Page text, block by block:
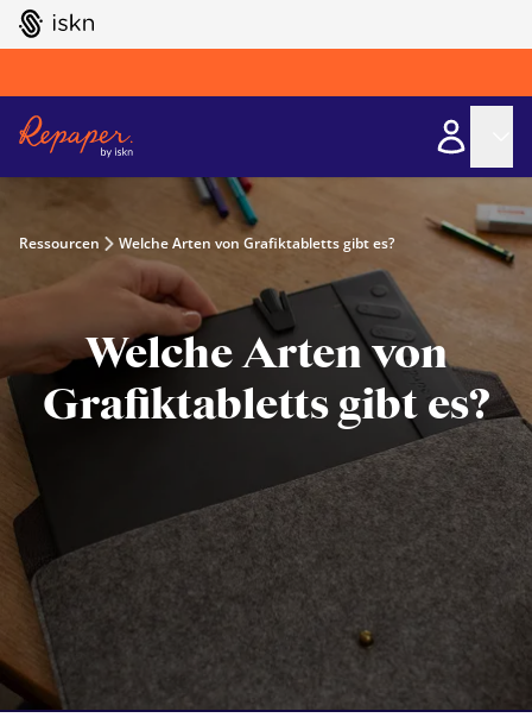
GO TO ISKN HOME
Ressourcen Welche Arten von Grafiktabletts gibt es?
Welche Arten von
Grafiktabletts gibt es?